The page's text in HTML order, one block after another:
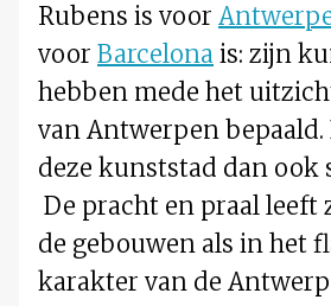
Rubens is voor
voor Barcelona is: zijn
hebben mede het
van Antwerpen bepaald.
deze kunststad dan ook
De pracht en praal leeft
de gebouwen als in het
karakter van de